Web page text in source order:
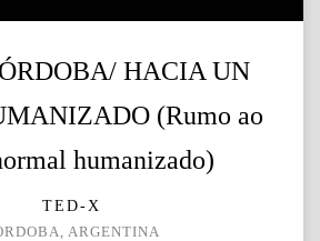
HACIA UN
(Rumo ao
humanizado)
TED-X
ARGENTINA